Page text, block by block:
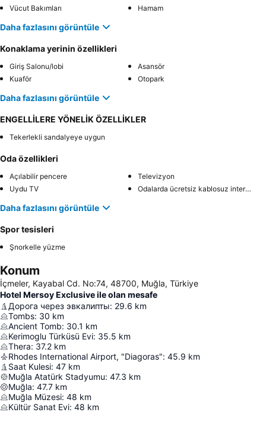
Vücut Bakımları
Hamam
Daha fazlasını görüntüle
Konaklama yerinin özellikleri
Giriş Salonu/lobi
Asansör
Kuaför
Otopark
Daha fazlasını görüntüle
ENGELLİLERE YÖNELİK ÖZELLİKLER
Tekerlekli sandalyeye uygun
Oda özellikleri
Açılabilir pencere
Televizyon
Uydu TV
Odalarda ücretsiz kablosuz internet
Daha fazlasını görüntüle
Spor tesisleri
Şnorkelle yüzme
Konum
İçmeler, Kayabal Cd. No:74, 48700, Muğla, Türkiye
Hotel Mersoy Exclusive ile olan mesafe
Дорога через эвкалипты: 29.6 km
Tombs: 30 km
Ancient Tomb: 30.1 km
Kerimoglu Türküsü Evi: 35.5 km
Thera: 37.2 km
Rhodes International Airport, "Diagoras": 45.9 km
Saat Kulesi: 47 km
Muğla Atatürk Stadyumu: 47.3 km
Muğla: 47.7 km
Muğla Müzesi: 48 km
Kültür Sanat Evi: 48 km